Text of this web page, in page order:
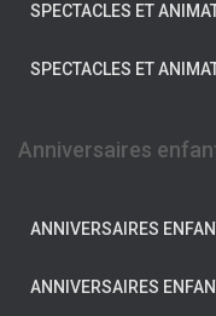
SPECTACLES ET
SPECTACLES ET
Anniversaires
ANNIVERSAIRES
ANNIVERSAIRES